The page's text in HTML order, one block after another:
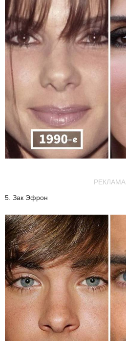
РЕКЛАМА
5. Зак Эфрон